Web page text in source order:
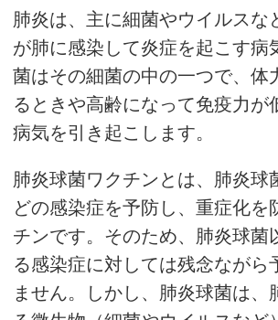
肺炎は、主に細菌やウイルスな
が肺に感染して炎症を起こす病
菌はその細菌の中の一つで、体
るときや高齢になって免疫力が
病気を引き起こします。
肺炎球菌ワクチンとは、肺炎球
どの感染症を予防し、重症化を
チンです。そのため、肺炎球菌
る感染症に対しては残念ながら
ません。しかし、肺炎球菌は、